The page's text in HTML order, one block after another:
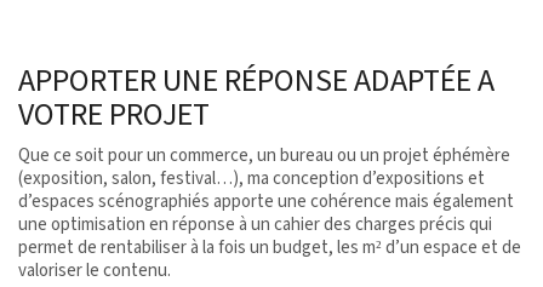
APPORTER UNE RÉPONSE ADAPTÉE A
VOTRE PROJET
Que ce soit pour un commerce, un bureau ou un projet éphémère
(exposition, salon, festival…), ma conception d’expositions et
d’espaces scénographiés apporte une cohérence mais également
une optimisation en réponse à un cahier des charges précis qui
permet de rentabiliser à la fois un budget, les m² d’un espace et de
valoriser le contenu.